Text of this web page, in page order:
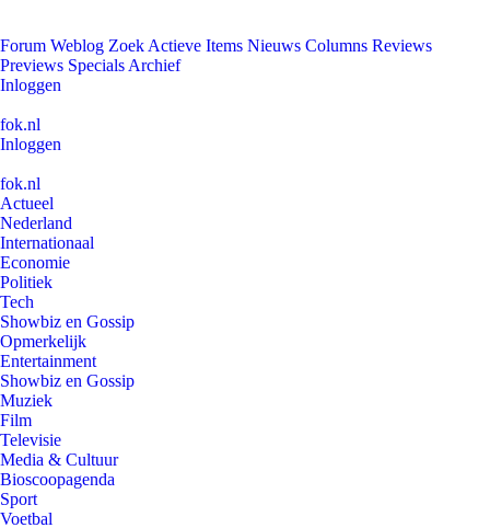
Forum Weblog Zoek Actieve Items Nieuws Columns Reviews
Previews Specials Archief
Inloggen
fok.nl
Inloggen
fok.nl
Actueel
Nederland
Internationaal
Economie
Politiek
Tech
Showbiz en Gossip
Opmerkelijk
Entertainment
Showbiz en Gossip
Muziek
Film
Televisie
Media & Cultuur
Bioscoopagenda
Sport
Voetbal